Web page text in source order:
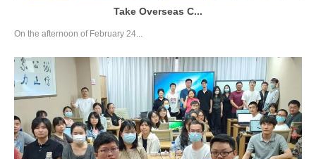
Take Overseas C...
On the afternoon of February 24...